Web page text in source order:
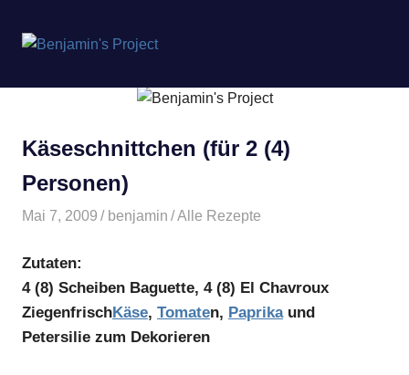
springen
Project
Käseschnittchen (für 2 (4)
Personen)
Mai 7, 2009 benjamin Alle Rezepte
Zutaten:
4 (8) Scheiben Baguette, 4 (8) El Chavroux
ZiegenfrischKäse, Tomaten, Paprikaund
Petersilie zum Dekorieren